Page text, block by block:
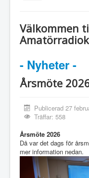
Information
Medlem
Välkommen
- Nyheter -
Årsmöte
Publicerad 27
Träffar: 558
Årsmöte 2026
Då var det dags för
mer information nedan.